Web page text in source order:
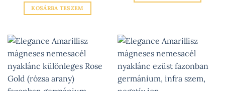
KOSÁRBA TESZEM